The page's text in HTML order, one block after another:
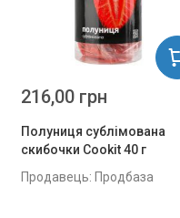
Полуниця сублімована
скибочки Cookit 40 г
Продавець: Продбаза
216,00 грн